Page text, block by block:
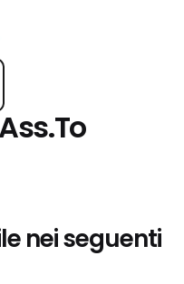
nei seguenti